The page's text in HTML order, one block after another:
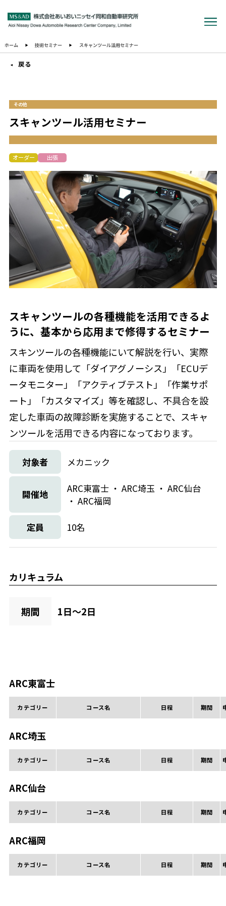
ホーム 技術セミナー スキャンツール活用セミナー
戻る
その他
スキャンツール活用セミナー
オーダー 出張
スキャンツールの各種機能を活用できるよ
うに、基本から応用まで修得するセミナー
スキンツールの各種機能にいて解説を行い、実際
に車両を使用して「ダイアグノーシス」「ECUデ
ータモニター」「アクティブテスト」「作業サポ
ート」「カスタマイズ」等を確認し、不具合を設
定した車両の故障診断を実施することで、スキャ
ンツールを活用できる内容になっております。
対象者 メカニック
開催地
ARC東富士 ・ ARC埼玉 ・ ARC仙台
・ ARC福岡
定員 10名
カリキュラム
期間 1日〜2日
ARC東富士
カテゴリー コース名 日程 期間
ARC埼玉
カテゴリー コース名 日程 期間
ARC仙台
カテゴリー コース名 日程 期間
ARC福岡
カテゴリー コース名 日程 期間